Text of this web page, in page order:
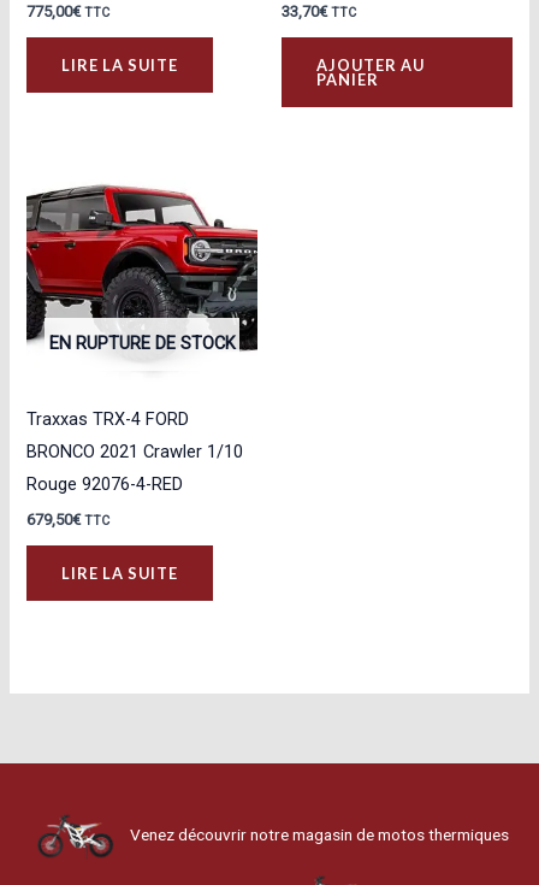
775,00€ TTC
LIRE LA SUITE
33,70€ TTC
AJOUTER AU
PANIER
EN RUPTURE DE STOCK
Traxxas TRX-4 FORD
BRONCO 2021 Crawler 1/10
Rouge 92076-4-RED
679,50€ TTC
LIRE LA SUITE
Venez découvrir notre magasin de motos thermiques